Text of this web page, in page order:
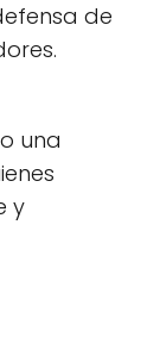
de
una
y